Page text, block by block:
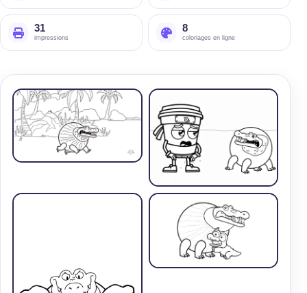
31
impressions
8
coloriages en ligne